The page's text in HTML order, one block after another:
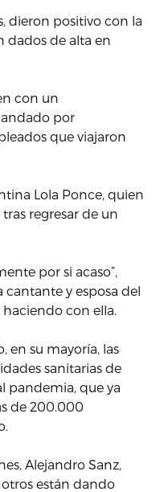
dieron positivo con la
dados de alta en
con un
por
que viajaron
Lola Ponce, quien
regresar de un
por si acaso”,
cantante y esposa del
con ella.
en su mayoría, las
sanitarias de
pandemia, que ya
de 200.000
Alejandro Sanz,
otros están dando